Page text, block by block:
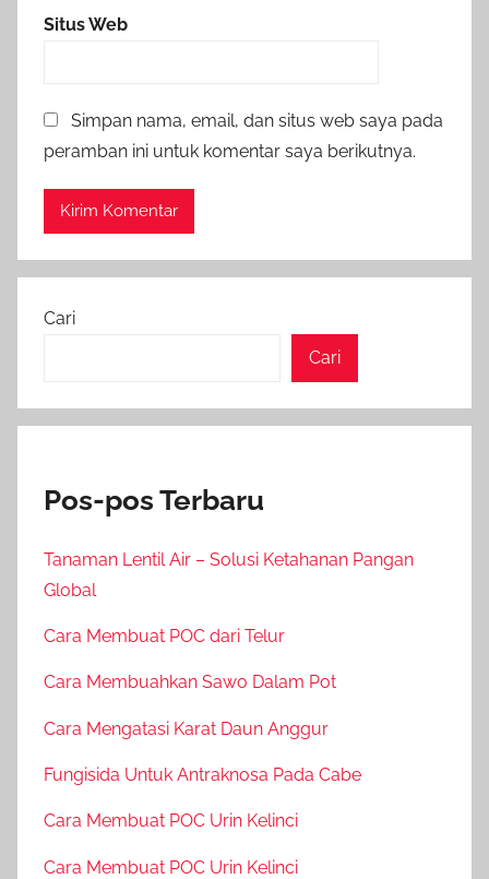
Situs Web
Simpan nama, email, dan situs web saya pada
peramban ini untuk komentar saya berikutnya.
Cari
Cari
Pos-pos Terbaru
Tanaman Lentil Air – Solusi Ketahanan Pangan
Global
Cara Membuat POC dari Telur
Cara Membuahkan Sawo Dalam Pot
Cara Mengatasi Karat Daun Anggur
Fungisida Untuk Antraknosa Pada Cabe
Cara Membuat POC Urin Kelinci
Cara Membuat POC Urin Kelinci